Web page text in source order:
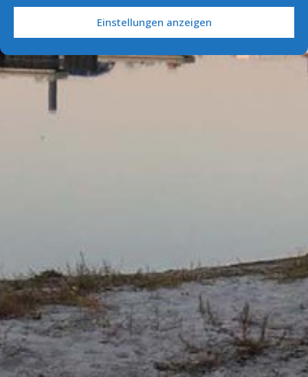
Einstellungen anzeigen